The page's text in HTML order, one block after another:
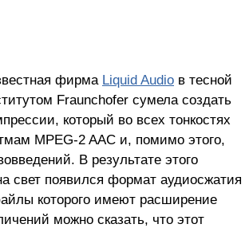
фирма Liquid Audio в тесной
Fraunchofer сумела создать
который во всех тонкостях
MPEG-2 AAC и, помимо этого,
В результате этого
свет появился формат аудиосжатия
которого имеют расширение
можно сказать, что этот